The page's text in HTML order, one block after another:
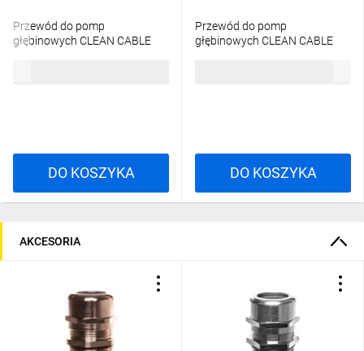
Przewód do pomp
głębinowych CLEAN CABLE
DO KOSZYKA
Przewód do pomp
głębinowych CLEAN CABLE
DO KOSZYKA
AKCESORIA